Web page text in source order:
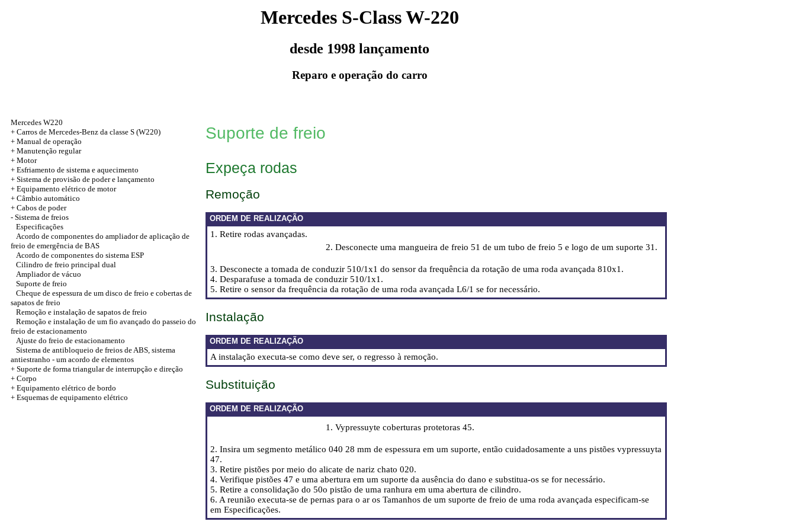
Mercedes S-Class W-220
desde 1998 lançamento
Reparo e operação do carro
Mercedes W220
+ Carros de Mercedes-Benz da classe S (W220)
+ Manual de operação
+ Manutenção regular
+ Motor
+ Esfriamento de sistema e aquecimento
+ Sistema de provisão de poder e lançamento
+ Equipamento elétrico de motor
+ Câmbio automático
+ Cabos de poder
- Sistema de freios
Especificações
Acordo de componentes do ampliador de aplicação de
freio de emergência de BAS
Acordo de componentes do sistema ESP
Cilindro de freio principal dual
Ampliador de vácuo
Suporte de freio
Cheque de espessura de um disco de freio e cobertas de
sapatos de freio
Remoção e instalação de sapatos de freio
Remoção e instalação de um fio avançado do passeio do
freio de estacionamento
Ajuste do freio de estacionamento
Sistema de antibloqueio de freios de ABS, sistema
antiestranho - um acordo de elementos
+ Suporte de forma triangular de interrupção e direção
+ Corpo
+ Equipamento elétrico de bordo
+ Esquemas de equipamento elétrico
Suporte de freio
Expeça rodas
Remoção
ORDEM DE REALIZAÇÃO
1. Retire rodas avançadas.
2. Desconecte uma mangueira de freio 51 de um tubo de freio 5 e logo de um suporte 31.
3. Desconecte a tomada de conduzir 510/1x1 do sensor da frequência da rotação de uma roda avançada 810x1.
4. Desparafuse a tomada de conduzir 510/1x1.
5. Retire o sensor da frequência da rotação de uma roda avançada L6/1 se for necessário.
Instalação
ORDEM DE REALIZAÇÃO
A instalação executa-se como deve ser, o regresso à remoção.
Substituição
ORDEM DE REALIZAÇÃO
1. Vypressuyte coberturas protetoras 45.
2. Insira um segmento metálico 040 28 mm de espessura em um suporte, então cuidadosamente a uns pistões vypressuyta
47.
3. Retire pistões por meio do alicate de nariz chato 020.
4. Verifique pistões 47 e uma abertura em um suporte da ausência do dano e substitua-os se for necessário.
5. Retire a consolidação do 50o pistão de uma ranhura em uma abertura de cilindro.
6. A reunião executa-se de pernas para o ar os Tamanhos de um suporte de freio de uma roda avançada especificam-se
em Especificações.